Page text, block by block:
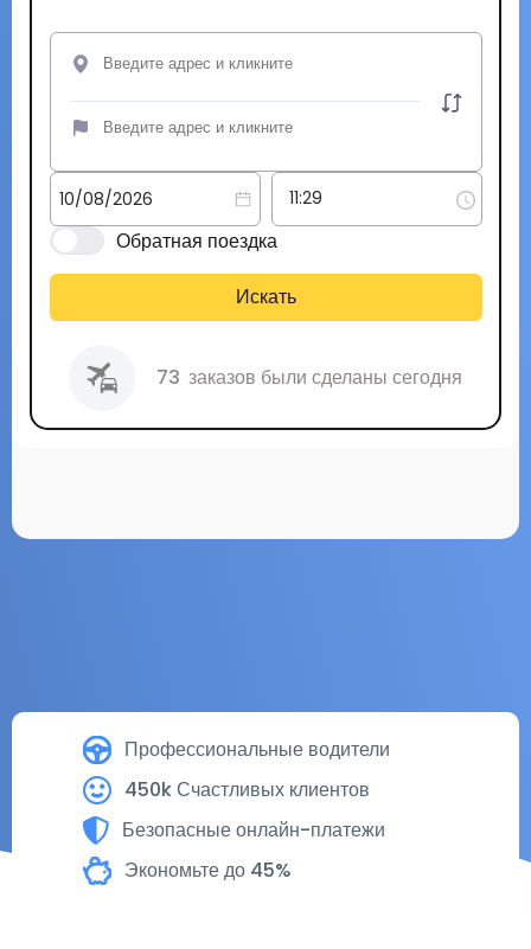
Профессиональные водители
450k Счастливых клиентов
Безопасные онлайн-платежи
Экономьте до 45%
Обратная поездка
Искать
73 заказов были сделаны сегодня